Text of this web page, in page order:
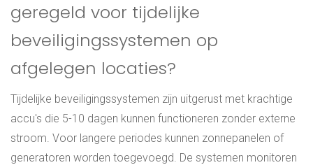
geregeld voor tijdelijke
beveiligingssystemen op
afgelegen locaties?
Tijdelijke beveiligingssystemen zijn uitgerust met krachtige
accu's die 5-10 dagen kunnen functioneren zonder externe
stroom. Voor langere periodes kunnen zonnepanelen of
generatoren worden toegevoegd. De systemen monitoren